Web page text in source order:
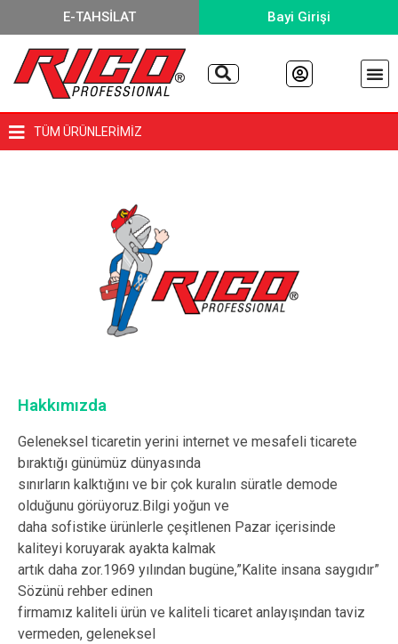
E-TAHSİLAT Bayi Girişi
TÜM ÜRÜNLERİMİZ
Hakkımızda
Geleneksel ticaretin yerini internet ve mesafeli ticarete
bıraktığı günümüz dünyasında
sınırların kalktığını ve bir çok kuralın süratle demode
olduğunu görüyoruz.Bilgi yoğun ve
daha sofistike ürünlerle çeşitlenen Pazar içerisinde
kaliteyi koruyarak ayakta kalmak
artık daha zor.1969 yılından bugüne,”Kalite insana saygıdır”
Sözünü rehber edinen
firmamız kaliteli ürün ve kaliteli ticaret anlayışından taviz
vermeden, geleneksel